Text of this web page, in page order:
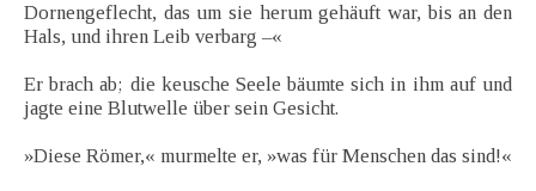
Dornengeflecht, das um sie herum gehäuft war, bis an den
Hals, und ihren Leib verbarg –«
Er brach ab; die keusche Seele bäumte sich in ihm auf und
jagte eine Blutwelle über sein Gesicht.
»Diese Römer,« murmelte er, »was für Menschen das sind!«